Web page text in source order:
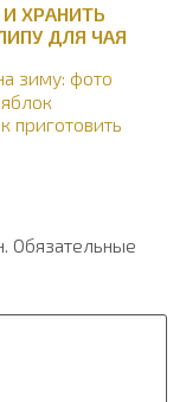
ХРАНИТЬ
ДЛЯ ЧАЯ
зиму: фото
приготовить
Обязательные